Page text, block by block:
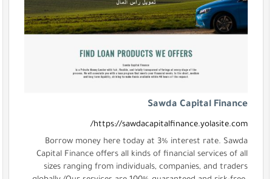
Sawda Capital Finance
https://sawdacapitalfinance.yolasite.com/
Borrow money here today at 3% interest rate. Sawda
Capital Finance offers all kinds of financial services of all
sizes ranging from individuals, companies, and traders